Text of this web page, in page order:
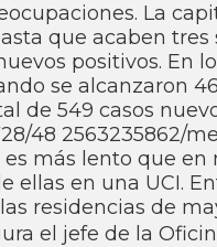
La
que acaben
positivos. En
se alcanzaron
de 549 casos
48 2563235862/
más lento que en
en una UCI.
residencias de
el jefe de la